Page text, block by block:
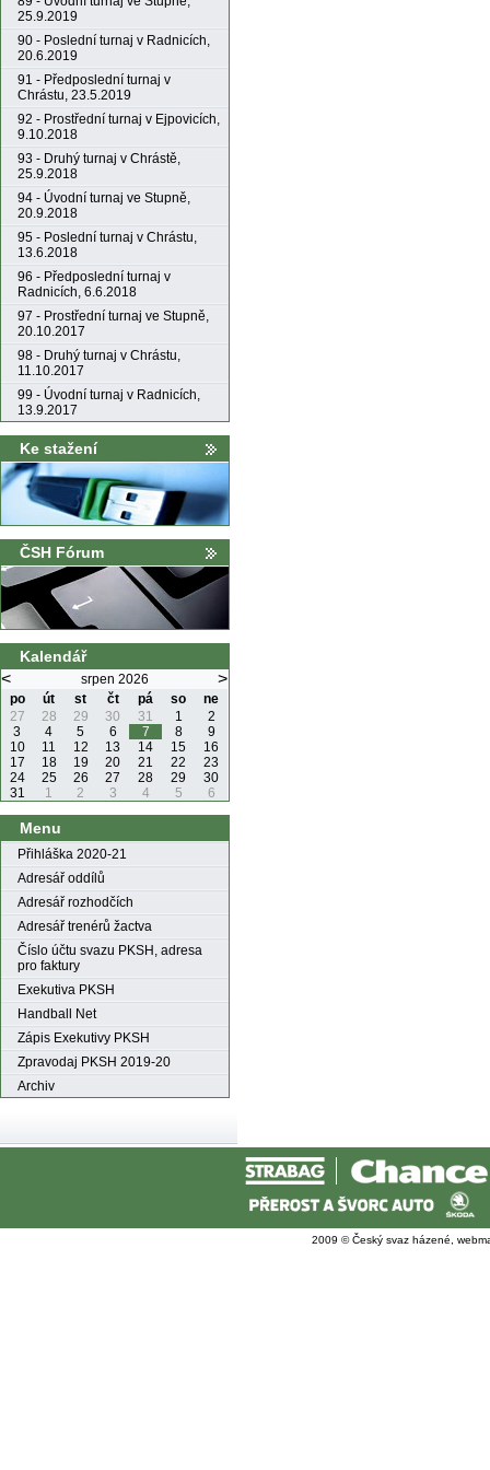
25.9.2019
90 - Poslední turnaj v Radnicích,
20.6.2019
91 - Předposlední turnaj v
Chrástu, 23.5.2019
92 - Prostřední turnaj v Ejpovicích,
9.10.2018
93 - Druhý turnaj v Chrástě,
25.9.2018
94 - Úvodní turnaj ve Stupně,
20.9.2018
95 - Poslední turnaj v Chrástu,
13.6.2018
96 - Předposlední turnaj v
Radnicích, 6.6.2018
97 - Prostřední turnaj ve Stupně,
20.10.2017
98 - Druhý turnaj v Chrástu,
11.10.2017
99 - Úvodní turnaj v Radnicích,
13.9.2017
Ke stažení
ČSH Fórum
Kalendář
< srpen 2026 >
po út st čt pá so
ne
27
28 29 30 31 1
2
3
4 5 6 7 8
9
10
11 12 13 14 15
16
17
18 19 20 21 22
23
24
25 26 27 28 29
30
31
1 2 3 4 5 6
Menu
Přihláška 2020-21
Adresář oddílů
Adresář rozhodčích
Adresář trenérů žactva
Číslo účtu svazu PKSH, adresa
pro faktury
Exekutiva PKSH
Handball Net
Zápis Exekutivy PKSH
Zpravodaj PKSH 2019-20
Archiv
2009 © Český svaz házené,